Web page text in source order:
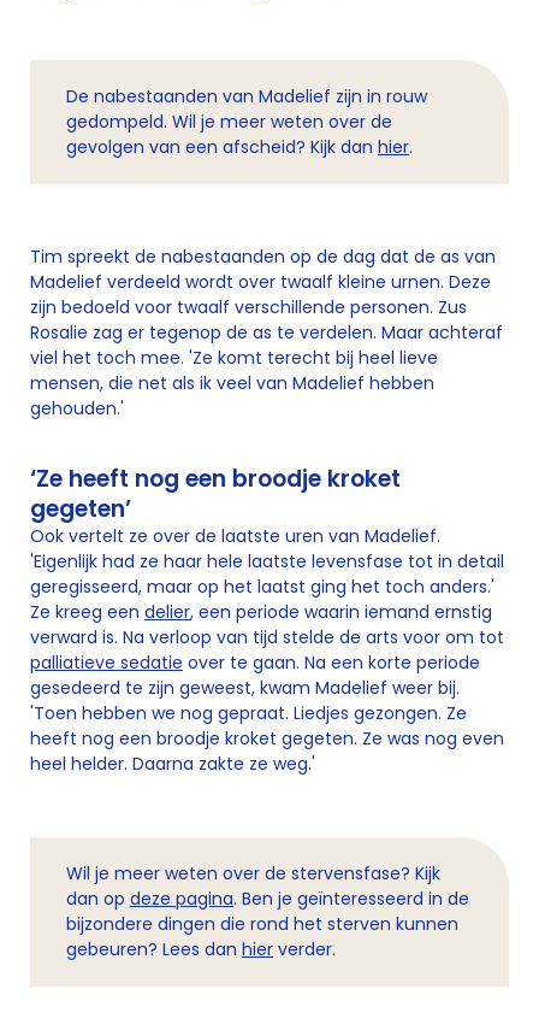
De nabestaanden van Madelief zijn in rouw
gedompeld. Wil je meer weten over de
gevolgen van een afscheid? Kijk dan hier.
Tim spreekt de nabestaanden op de dag dat de as van
Madelief verdeeld wordt over twaalf kleine urnen. Deze
zijn bedoeld voor twaalf verschillende personen. Zus
Rosalie zag er tegenop de as te verdelen. Maar achteraf
viel het toch mee. 'Ze komt terecht bij heel lieve
mensen, die net als ik veel van Madelief hebben
gehouden.'
‘Ze heeft nog een broodje kroket
gegeten’
Ook vertelt ze over de laatste uren van Madelief.
'Eigenlijk had ze haar hele laatste levensfase tot in detail
geregisseerd, maar op het laatst ging het toch anders.'
Ze kreeg een delier, een periode waarin iemand ernstig
verward is. Na verloop van tijd stelde de arts voor om tot
palliatieve sedatie over te gaan. Na een korte periode
gesedeerd te zijn geweest, kwam Madelief weer bij.
'Toen hebben we nog gepraat. Liedjes gezongen. Ze
heeft nog een broodje kroket gegeten. Ze was nog even
heel helder. Daarna zakte ze weg.'
Wil je meer weten over de stervensfase? Kijk
dan op deze pagina. Ben je geïnteresseerd in de
bijzondere dingen die rond het sterven kunnen
gebeuren? Lees dan hier verder.